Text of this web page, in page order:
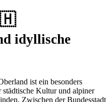
idyllische
ist ein besonders
Kultur und alpiner
Zwischen der Bundesstadt